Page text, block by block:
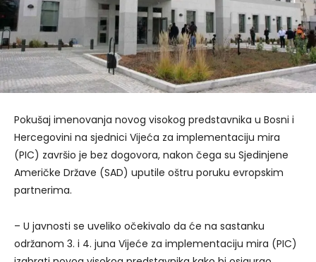
Pokušaj imenovanja novog visokog predstavnika u Bosni i
Hercegovini na sjednici Vijeća za implementaciju mira
(PIC) završio je bez dogovora, nakon čega su Sjedinjene
Američke Države (SAD) uputile oštru poruku evropskim
partnerima.
– U javnosti se uveliko očekivalo da će na sastanku
održanom 3. i 4. juna Vijeće za implementaciju mira (PIC)